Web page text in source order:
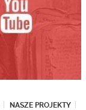
NASZE PROJEKTY